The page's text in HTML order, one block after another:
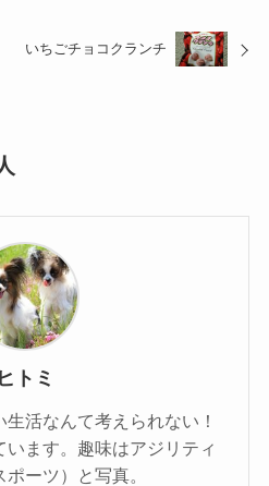
いちごチョコクランチ
ヒトミ
活なんて考えられない！
ます。趣味はアジリティ
ーツ）と写真。